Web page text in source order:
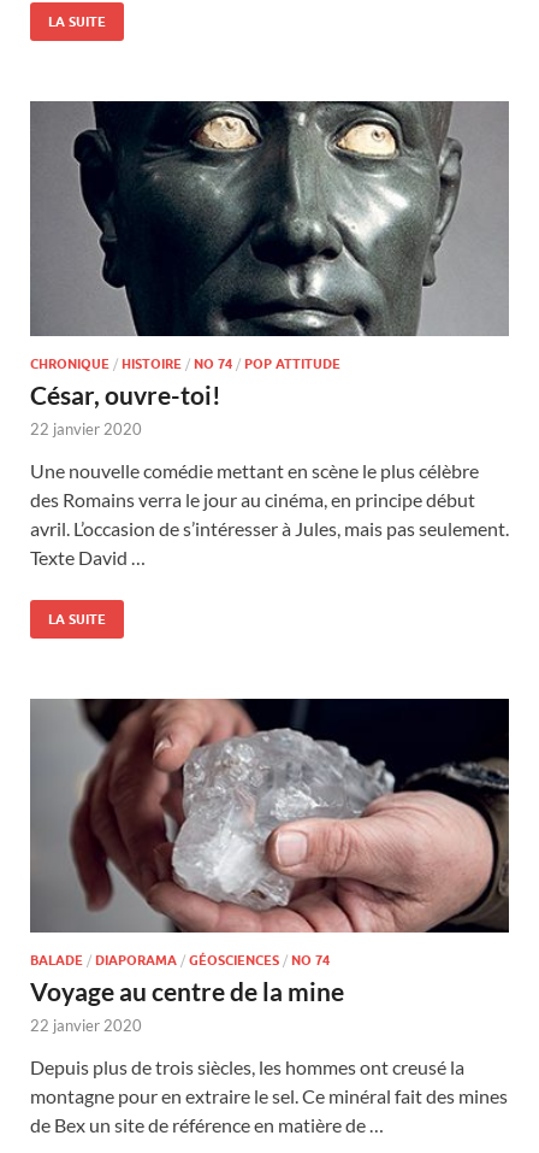
LA SUITE
CHRONIQUE / HISTOIRE / NO 74 / POP ATTITUDE
César, ouvre-toi!
22 janvier 2020
Une nouvelle comédie mettant en scène le plus célèbre
des Romains verra le jour au cinéma, en principe début
avril. L’occasion de s’intéresser à Jules, mais pas seulement.
Texte David …
LA SUITE
BALADE / DIAPORAMA / GÉOSCIENCES / NO 74
Voyage au centre de la mine
22 janvier 2020
Depuis plus de trois siècles, les hommes ont creusé la
montagne pour en extraire le sel. Ce minéral fait des mines
de Bex un site de référence en matière de …